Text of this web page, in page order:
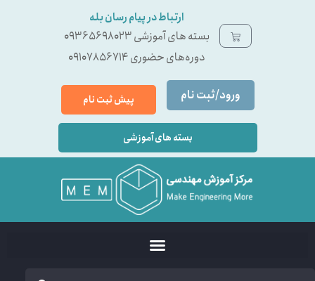
ارتباط در پیام رسان بله
بسته ‌های آموزشی 09365698023
دوره‌های حضوری 09107856714
ورود/ثبت نام پیش ثبت نام
بسته های آموزشی